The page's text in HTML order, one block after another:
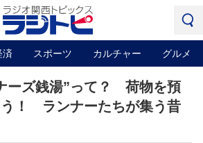
済 スポーツ カルチャー グルメ
ーズ銭湯”って？ 荷物を預
！ ランナーたちが集う昔